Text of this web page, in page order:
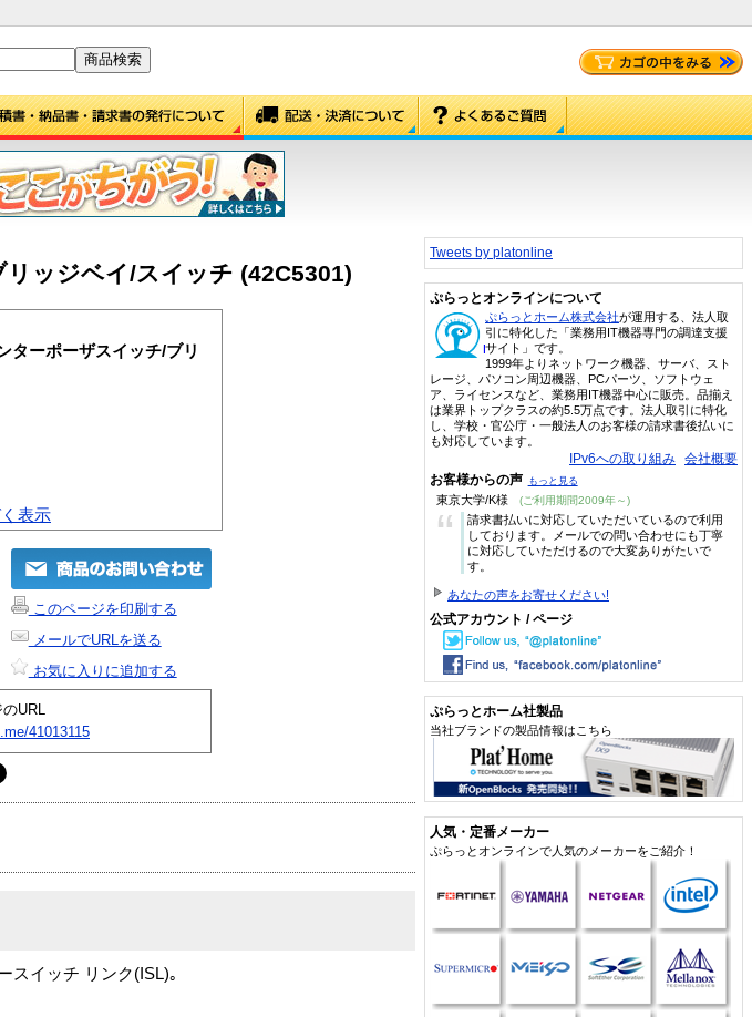
ッジベイ/スイッチ (42C5301)
ターポーザスイッチ/ブリ
表示
このページを印刷する
メールでURLを送る
お気に入りに追加する
URL
41013115
スイッチ リンク(ISL)｡
Tweets by platonline
ぷらっとオンラインについて
ぷらっとホーム株式会社が運用する、法人取
引に特化した「業務用IT機器専門の調達支援
サイト」です。
1999年よりネットワーク機器、サーバ、スト
レージ、パソコン周辺機器、PCパーツ、ソフトウェ
ア、ライセンスなど、業務用IT機器中心に販売。品揃え
は業界トップクラスの約5.5万点です。法人取引に特化
し、学校・官公庁・一般法人のお客様の請求書後払いに
も対応しています。
IPv6への取り組み 会社概要
お客様からの声 もっと見る
東京大学/K様 (ご利用期間2009年～)
“
請求書払いに対応していただいているので利用
しております。メールでの問い合わせにも丁寧
に対応していただけるので大変ありがたいで
す。
あなたの声をお寄せください!
公式アカウント / ページ
ぷらっとホーム社製品
当社ブランドの製品情報はこちら
人気・定番メーカー
ぷらっとオンラインで人気のメーカーをご紹介！